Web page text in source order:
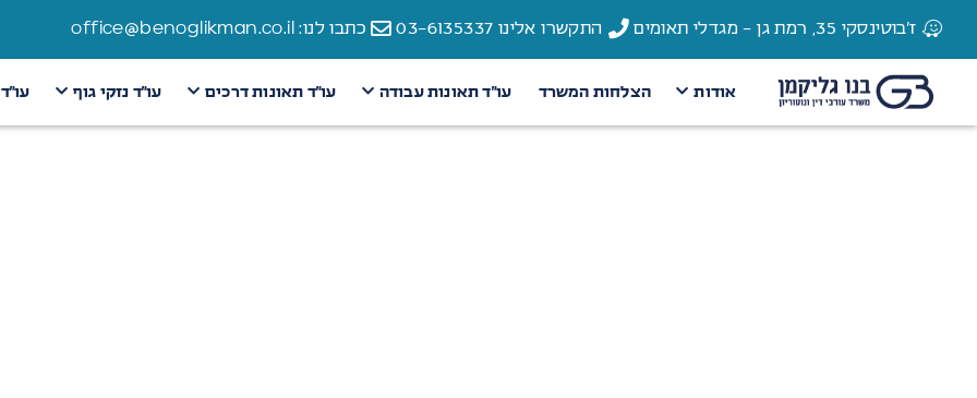
ז'בוטינסקי 35, רמת גן - מגדלי תאומים התקשרו אלינו 03-6135337 כתבו לנו: office@benoglikman.co.il
אודות הצלחות המשרד עו״ד תאונות עבודה עו״ד תאונות דרכים עו״ד נזקי גוף